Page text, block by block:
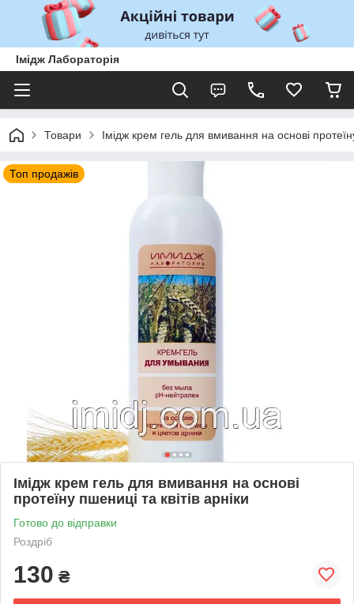
Імідж Лабораторія
Товари Імідж крем гель для вмивання на основі
Топ продажів
Імідж крем гель для вмивання на основі
протеїну пшениці та квітів арніки
Готово до відправки
Роздріб
130 ₴